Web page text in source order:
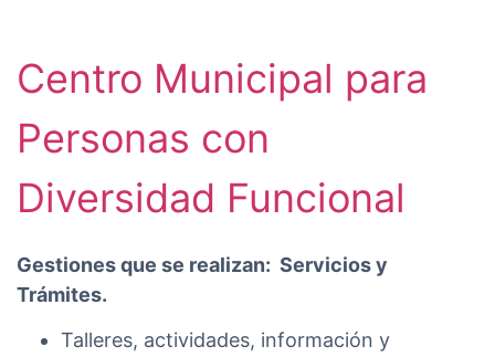
Centro Municipal para
Personas con
Diversidad Funcional
Gestiones que se realizan: Servicios y
Trámites.
Talleres, actividades, información y